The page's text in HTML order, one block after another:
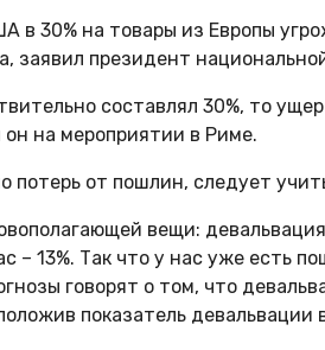
в 30% на товары из Европы
заявил президент
составлял 30%, то
он на мероприятии в Риме.
потерь от пошлин, следует
вещи:
– 13%. Так что у нас уже
говорят о том, что
показатель девальвации